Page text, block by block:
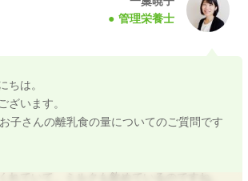
管理栄養士
ちは。
ざいます。
子さんの離乳食の量についてのご質問です
れていて、ミルクも飲めているのですね。